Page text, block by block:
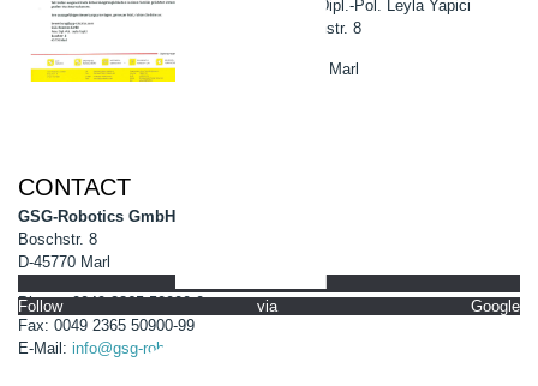
Follow via Google
Frau Dipl.-Pol. Leyla Yapici
Boschstr. 8
45770 Marl
CONTACT
GSG-Robotics GmbH
Boschstr. 8
D-45770 Marl
Phone: 0049 2365 50900-0
Fax: 0049 2365 50900-99
E-Mail: info@gsg-robotics.com